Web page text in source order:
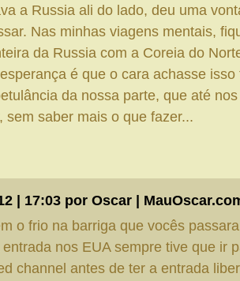
a Russia ali do lado, deu uma
Nas minhas viagens mentais,
da Russia com a Coreia do
é que o cara achasse
da nossa parte, que até
sem saber mais o que fazer...
| 17:03 por Oscar |
o frio na barriga que vocês
nos EUA sempre tive que ir
channel antes de ter a entrada